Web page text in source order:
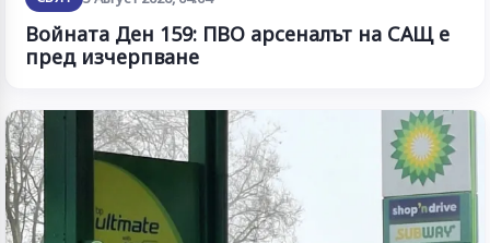
Войната Ден 159: ПВО арсеналът на САЩ е
пред изчерпване